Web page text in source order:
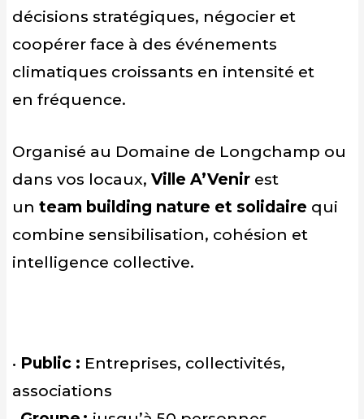
décisions stratégiques, négocier et
coopérer face à des événements
climatiques croissants en intensité et
en fréquence.
Organisé au Domaine de Longchamp ou
dans vos locaux, Ville A’Venir est
un team building nature et solidaire qui
combine sensibilisation, cohésion et
intelligence collective.
• Public : Entreprises, collectivités,
associations